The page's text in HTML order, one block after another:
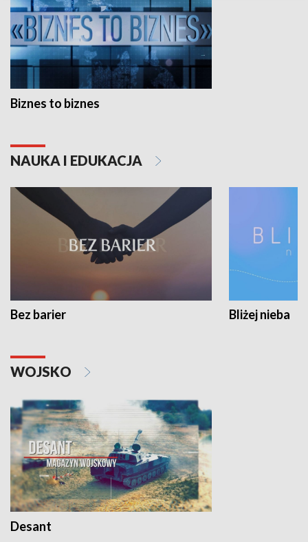
Biznes to biznes
NAUKA I EDUKACJA
Bez barier Bliżej nieba
WOJSKO
Desant